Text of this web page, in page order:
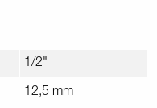
1/2"
12,5 mm